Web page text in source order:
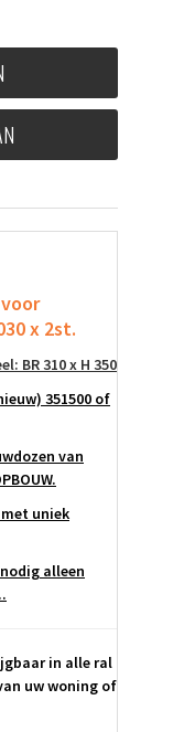
voor
x 2st.
BR 310 x H 350
351500 of
van
uniek
alleen
in alle ral
uw woning of